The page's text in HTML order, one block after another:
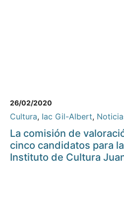
26/02/2020
Cultura, Iac Gil-Albert,
La comisión de
cinco candidatos para
Instituto de Cultura